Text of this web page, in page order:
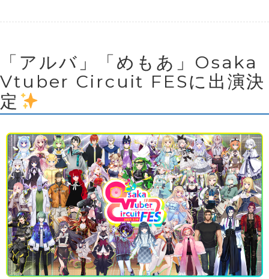
「アルバ」「めもあ」Osaka
Vtuber Circuit FESに出演決
定